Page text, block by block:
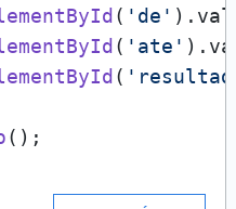
( 'de' ).
( 'ate' ).
(
();